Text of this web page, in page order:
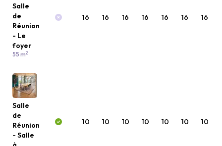
Salle
de
Réunion
- Le
foyer
55 m2
16 16 16 16 16 16 16
Salle
de
Réunion
- Salle
10 10 10 10 10 10 10